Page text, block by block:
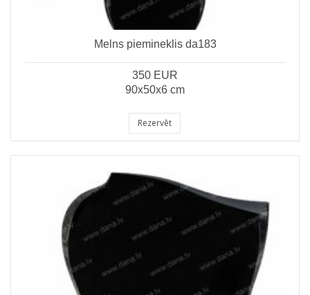
Melns piemineklis da183
350 EUR
90x50x6 cm
Rezervēt